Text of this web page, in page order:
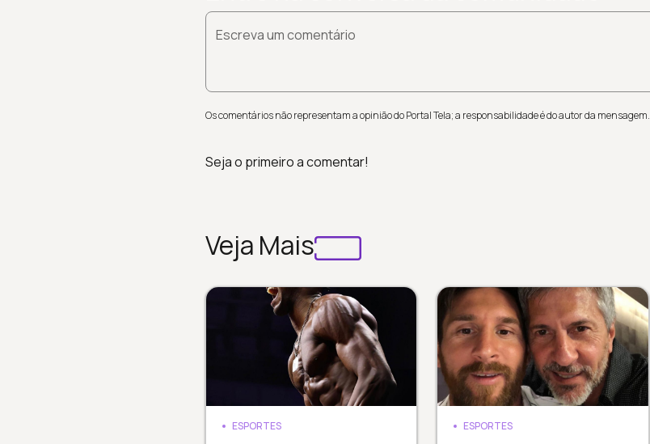
Escreva um comentário
Os comentários não representam a opinião do Portal Tela; a responsabilidade é do autor da mensagem.
Seja o primeiro a comentar!
Veja Mais
ESPORTES ESPORTES